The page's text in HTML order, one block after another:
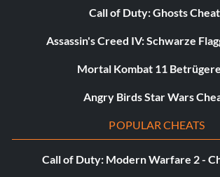
Regel, seine jedoch nicht.
usw. auf folgende Weise verbessern:
Nutze den Austausch des
Heiligen, um eine Einstellung mit
Call of Duty: Ghosts
Assassin's Creed IV: Schwarze
Mortal Kombat 11
Angry Birds Star Wars
POPULAR CHEATS
Call of Duty: Modern Warfare 2 -